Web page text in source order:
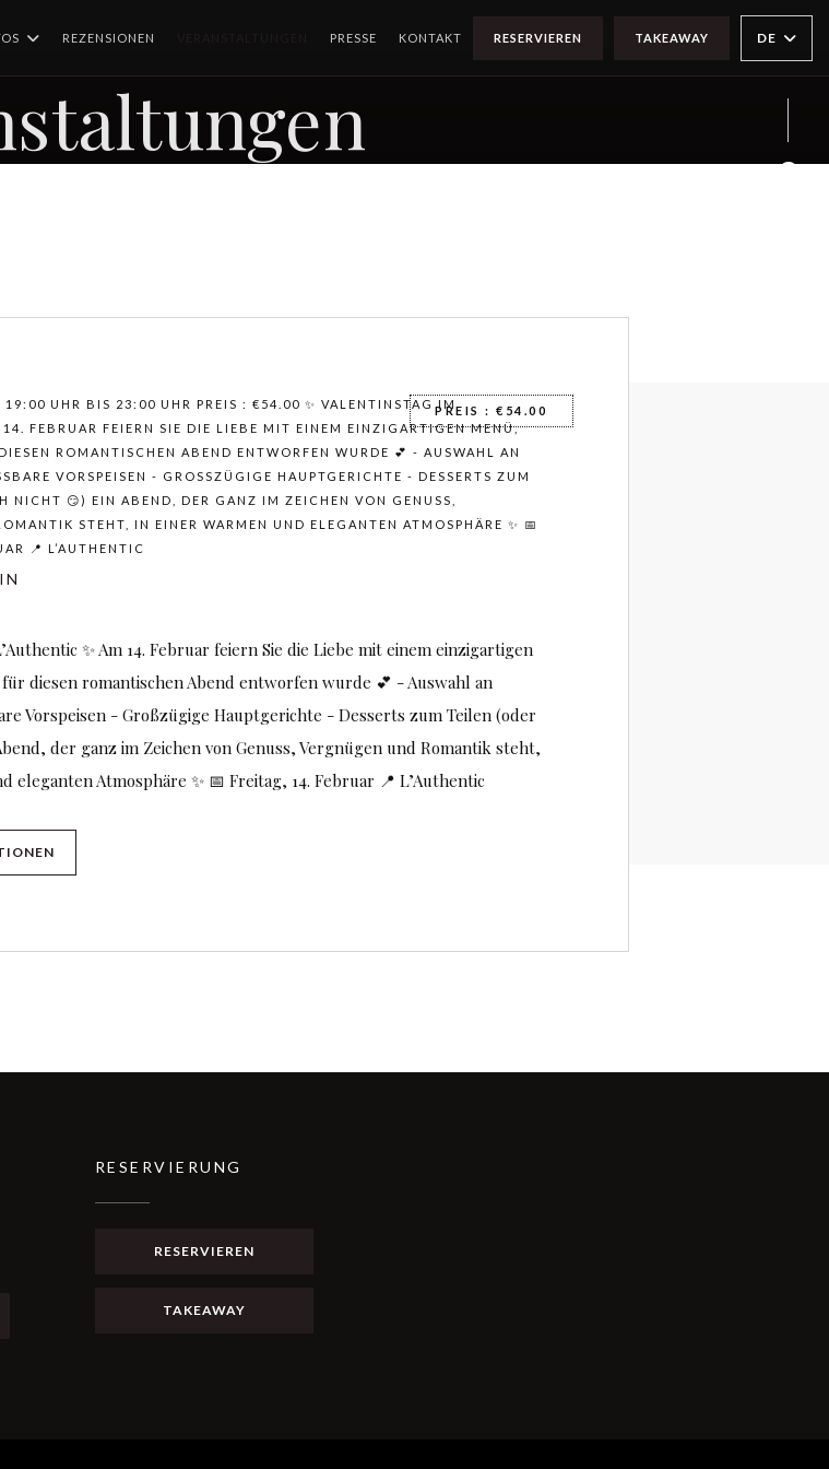
REZENSIONEN PRESSE KONTAKT RESERVIEREN TAKEAWAY DE
UHR BIS 23:00 UHR PREIS : €54.00 ✨ VALENTINSTAG IM
14. FEBRUAR FEIERN SIE DIE LIEBE MIT EINEM EINZIGARTIGEN MENÜ,
ROMANTISCHEN ABEND ENTWORFEN WURDE 💕 - AUSWAHL AN
VORSPEISEN - GROSSZÜGIGE HAUPTGERICHTE - DESSERTS ZUM TE
😏) EIN ABEND, DER GANZ IM ZEICHEN VON GENUSS, VE
STEHT, IN EINER WARMEN UND ELEGANTEN ATMOSPHÄRE ✨ 📅 FR
📍 L’AUTHENTIC
PREIS : €54.00
✨ Am 14. Februar feiern Sie die Liebe mit einem einzigartigen
diesen romantischen Abend entworfen wurde 💕 - Auswahl an
Vorspeisen - Großzügige Hauptgerichte - Desserts zum Teilen (oder
der ganz im Zeichen von Genuss, Vergnügen und Romantik steht,
eleganten Atmosphäre ✨ 📅 Freitag, 14. Februar 📍 L’Authentic
((ÖFFNET EIN NEUES FENSTER))
Fenster))
neues Fenster))
RESERVIERUNG
RESERVIEREN
TAKEAWAY